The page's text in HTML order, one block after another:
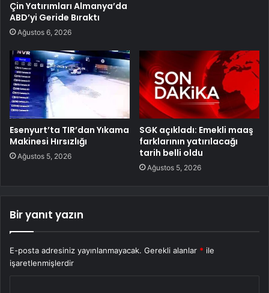
Çin Yatırımları Almanya’da
ABD’yi Geride Bıraktı
Ağustos 6, 2026
Esenyurt’ta TIR’dan Yıkama
Makinesi Hırsızlığı
Ağustos 5, 2026
SGK açıkladı: Emekli maaş
farklarının yatırılacağı
tarih belli oldu
Ağustos 5, 2026
Bir yanıt yazın
E-posta adresiniz yayınlanmayacak. Gerekli alanlar * ile
işaretlenmişlerdir